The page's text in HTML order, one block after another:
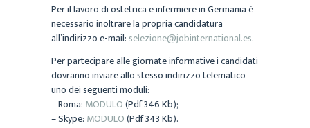
Per il lavoro di ostetrica e infermiere in Germania è
necessario inoltrare la propria candidatura
all’indirizzo e-mail: selezione@jobinternational.es.
Per partecipare alle giornate informative i candidati
dovranno inviare allo stesso indirizzo telematico
uno dei seguenti moduli:
– Roma: MODULO(Pdf 346 Kb);
– Skype: MODULO(Pdf 343 Kb).